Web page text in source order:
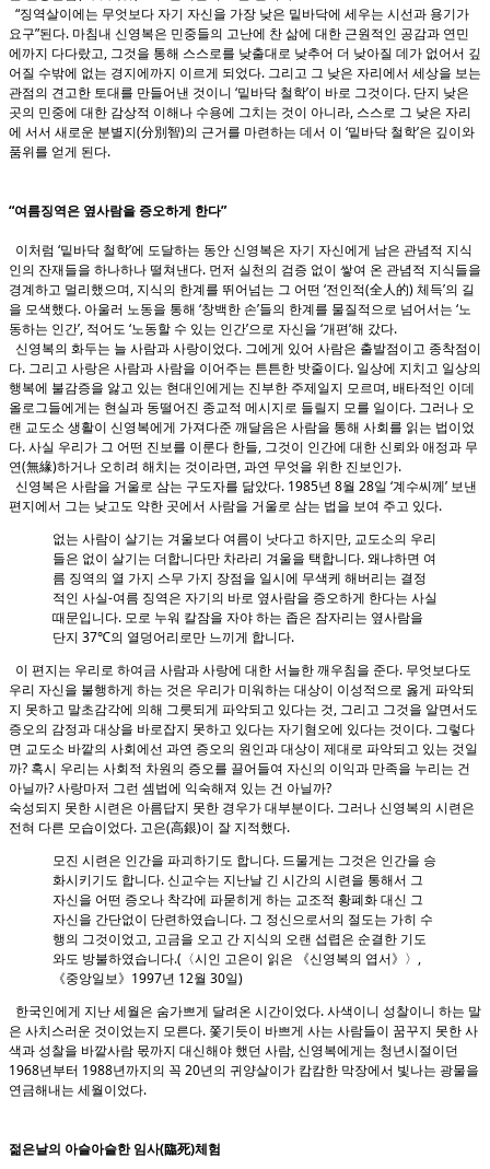
“징역살이에는 무엇보다 자기 자신을 가장 낮은 밑바닥에 세우는 시선과 용기가
요구”된다. 마침내 신영복은 민중들의 고난에 찬 삶에 대한 근원적인 공감과 연민
에까지 다다랐고, 그것을 통해 스스로를 낮출대로 낮추어 더 낮아질 데가 없어서 깊
어질 수밖에 없는 경지에까지 이르게 되었다. 그리고 그 낮은 자리에서 세상을 보는
관점의 견고한 토대를 만들어낸 것이니 ‘밑바닥 철학’이 바로 그것이다. 단지 낮은
곳의 민중에 대한 감상적 이해나 수용에 그치는 것이 아니라, 스스로 그 낮은 자리
에 서서 새로운 분별지(分別智)의 근거를 마련하는 데서 이 ‘밑바닥 철학’은 깊이와
품위를 얻게 된다.
“여름징역은 옆사람을 증오하게 한다”
이처럼 ‘밑바닥 철학’에 도달하는 동안 신영복은 자기 자신에게 남은 관념적 지식
인의 잔재들을 하나하나 떨쳐낸다. 먼저 실천의 검증 없이 쌓여 온 관념적 지식들을
경계하고 멀리했으며, 지식의 한계를 뛰어넘는 그 어떤 ‘전인적(全人的) 체득’의 길
을 모색했다. 아울러 노동을 통해 ‘창백한 손’들의 한계를 물질적으로 넘어서는 ‘노
동하는 인간’, 적어도 ‘노동할 수 있는 인간’으로 자신을 ‘개편’해 갔다.
신영복의 화두는 늘 사람과 사랑이었다. 그에게 있어 사람은 출발점이고 종착점이
다. 그리고 사랑은 사람과 사람을 이어주는 튼튼한 밧줄이다. 일상에 지치고 일상의
행복에 불감증을 앓고 있는 현대인에게는 진부한 주제일지 모르며, 배타적인 이데
올로그들에게는 현실과 동떨어진 종교적 메시지로 들릴지 모를 일이다. 그러나 오
랜 교도소 생활이 신영복에게 가져다준 깨달음은 사람을 통해 사회를 읽는 법이었
다. 사실 우리가 그 어떤 진보를 이룬다 한들, 그것이 인간에 대한 신뢰와 애정과 무
연(無緣)하거나 오히려 해치는 것이라면, 과연 무엇을 위한 진보인가.
신영복은 사람을 거울로 삼는 구도자를 닮았다. 1985년 8월 28일 ‘계수씨께’ 보낸
편지에서 그는 낮고도 약한 곳에서 사람을 거울로 삼는 법을 보여 주고 있다.
없는 사람이 살기는 겨울보다 여름이 낫다고 하지만, 교도소의 우리
들은 없이 살기는 더합니다만 차라리 겨울을 택합니다. 왜냐하면 여
름 징역의 열 가지 스무 가지 장점을 일시에 무색케 해버리는 결정
적인 사실-여름 징역은 자기의 바로 옆사람을 증오하게 한다는 사실
때문입니다. 모로 누워 칼잠을 자야 하는 좁은 잠자리는 옆사람을
단지 37℃의 열덩어리로만 느끼게 합니다.
이 편지는 우리로 하여금 사람과 사랑에 대한 서늘한 깨우침을 준다. 무엇보다도
우리 자신을 불행하게 하는 것은 우리가 미워하는 대상이 이성적으로 옳게 파악되
지 못하고 말초감각에 의해 그릇되게 파악되고 있다는 것, 그리고 그것을 알면서도
증오의 감정과 대상을 바로잡지 못하고 있다는 자기혐오에 있다는 것이다. 그렇다
면 교도소 바깥의 사회에선 과연 증오의 원인과 대상이 제대로 파악되고 있는 것일
까? 혹시 우리는 사회적 차원의 증오를 끌어들여 자신의 이익과 만족을 누리는 건
아닐까? 사랑마저 그런 셈법에 익숙해져 있는 건 아닐까?
숙성되지 못한 시련은 아름답지 못한 경우가 대부분이다. 그러나 신영복의 시련은
전혀 다른 모습이었다. 고은(高銀)이 잘 지적했다.
모진 시련은 인간을 파괴하기도 합니다. 드물게는 그것은 인간을 승
화시키기도 합니다. 신교수는 지난날 긴 시간의 시련을 통해서 그
자신을 어떤 증오나 착각에 파묻히게 하는 교조적 황폐화 대신 그
자신을 간단없이 단련하였습니다. 그 정신으로서의 절도는 가히 수
행의 그것이었고, 고금을 오고 간 지식의 오랜 섭렵은 순결한 기도
와도 방불하였습니다.(〈시인 고은이 읽은 《신영복의 엽서》〉,
《중앙일보》1997년 12월 30일)
한국인에게 지난 세월은 숨가쁘게 달려온 시간이었다. 사색이니 성찰이니 하는 말
은 사치스러운 것이었는지 모른다. 쫓기듯이 바쁘게 사는 사람들이 꿈꾸지 못한 사
색과 성찰을 바깥사람 몫까지 대신해야 했던 사람, 신영복에게는 청년시절이던
1968년부터 1988년까지의 꼭 20년의 귀양살이가 캄캄한 막장에서 빛나는 광물을
연금해내는 세월이었다.
젊은날의 아슬아슬한 임사(臨死)체험